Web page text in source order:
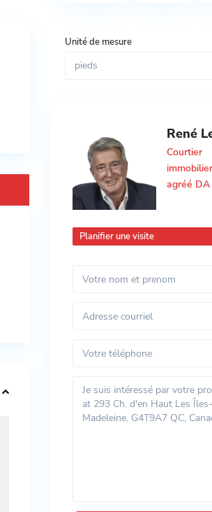
Unité de mesure
René
Courtier
immobilier
agréé DA
Planifier une visite